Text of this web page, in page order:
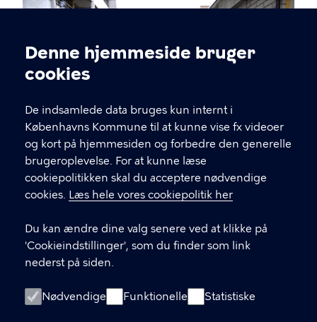
Cookieindstillinger
Denne hjemmeside bruger
cookies
De indsamlede data bruges kun internt i
Københavns Kommune til at kunne vise fx videoer
og kort på hjemmesiden og forbedre den generelle
brugeroplevelse. For at kunne læse
cookiepolitikken skal du acceptere nødvendige
cookies. Læs hele vores cookiepolitik her
Du kan ændre dine valg senere ved at klikke på
'Cookieindstillinger', som du finder som link
nederst på siden.
Nødvendige Funktionelle Statistiske
Billede
Socialpsykiatri København